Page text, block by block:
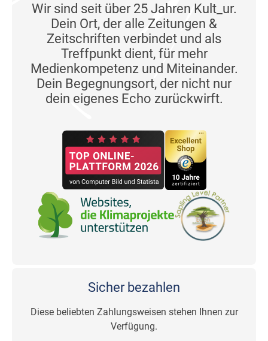
Wir sind seit über 25 Jahren Kult_ur.
Dein Ort, der alle Zeitungen &
Zeitschriften verbindet und als
Treffpunkt dient, für mehr
Medienkompetenz und Miteinander.
Dein Begegnungsort, der nicht nur
dein eigenes Echo zurückwirft.
Sicher bezahlen
Diese beliebten Zahlungsweisen stehen Ihnen zur
Verfügung.